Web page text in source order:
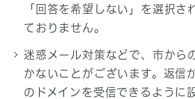
「回答を希望しない」を選択さ
ておりません。
迷惑メール対策などで、市から
かないことがございます。返信
のドメインを受信できるように